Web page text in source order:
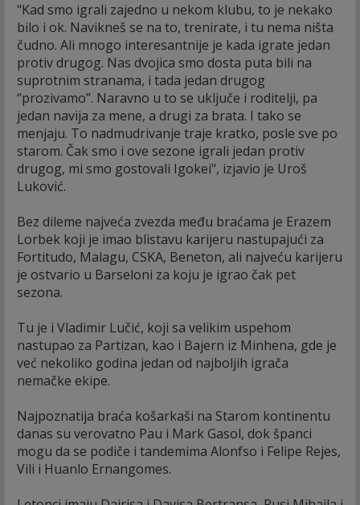
"Kad smo igrali zajedno u nekom klubu, to je nekako
bilo i ok. Navikneš se na to, trenirate, i tu nema ništa
čudno. Ali mnogo interesantnije je kada igrate jedan
protiv drugog. Nas dvojica smo dosta puta bili na
suprotnim stranama, i tada jedan drugog
“prozivamo”. Naravno u to se uključe i roditelji, pa
jedan navija za mene, a drugi za brata. I tako se
menjaju. To nadmudrivanje traje kratko, posle sve po
starom. Čak smo i ove sezone igrali jedan protiv
drugog, mi smo gostovali Igokei", izjavio je Uroš
Luković.
Bez dileme najveća zvezda među braćama je Erazem
Lorbek koji je imao blistavu karijeru nastupajući za
Fortitudo, Malagu, CSKA, Beneton, ali najveću karijeru
je ostvario u Barseloni za koju je igrao čak pet
sezona.
Tu je i Vladimir Lučić, koji sa velikim uspehom
nastupao za Partizan, kao i Bajern iz Minhena, gde je
već nekoliko godina jedan od najboljih igrača
nemačke ekipe.
Najpoznatija braća košarkaši na Starom kontinentu
danas su verovatno Pau i Mark Gasol, dok španci
mogu da se podiče i tandemima Alonfso i Felipe Rejes,
Vili i Huanlo Ernangomes.